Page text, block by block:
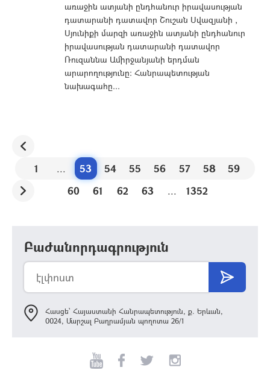
առաջին ատյանի ընդհանուր իրավասության
դատարանի դատավոր Շուշան Սվազյանի ,
Սյունիքի մարզի առաջին ատյանի ընդհանուր
իրավասության դատարանի դատավոր
Ռուզաննա Ամիրջանյանի երդման
արարողությունը: Հանրապետության
նախագահը...
1 ... 53 54 55 56 57 58
59
60
61 62 63 ... 1352
Բաժանորդագրություն
Հասցե՝ Հայաստանի Հանրապետություն, ք. Երևան,
0024, Մարշալ Բաղրամյան պողոտա 26/1